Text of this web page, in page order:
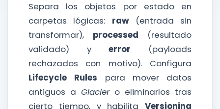
Separa los objetos por estado en
carpetas lógicas: raw(entrada sin
transformar), processed (resultado
validado) yerror (payloads
rechazados con motivo). Configura
Lifecycle Rules para mover datos
antiguos a Glaciero eliminarlos tras
cierto tiempo, y habilitaVersioning